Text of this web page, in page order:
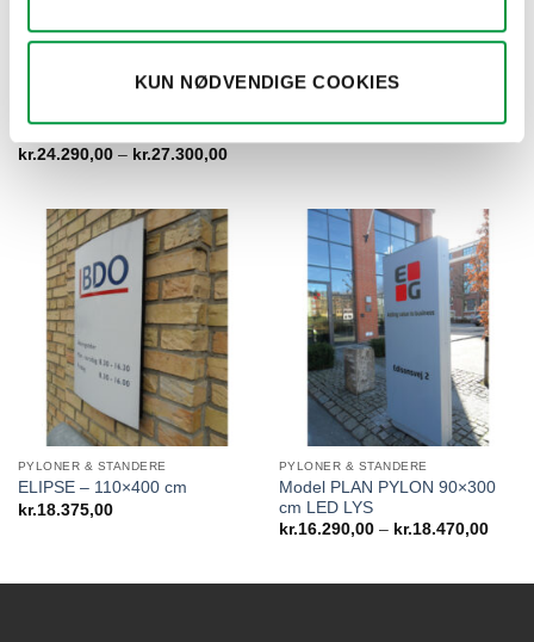
KUN NØDVENDIGE COOKIES
PYLONER & STANDERE
kr.24.290,00 – kr.27.300,00Prisinterval:
PYLONER & STANDERE
PYLONER & STANDERE
ELIPSE – 110×400 cm
kr.18.375,00
PYLONER & STANDERE
Model PLAN PYLON 90×300
cm LED LYS
kr.16.290,00 – kr.18.470,00